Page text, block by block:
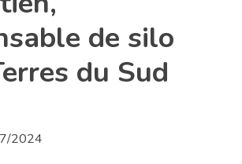
de silo
du Sud
2024